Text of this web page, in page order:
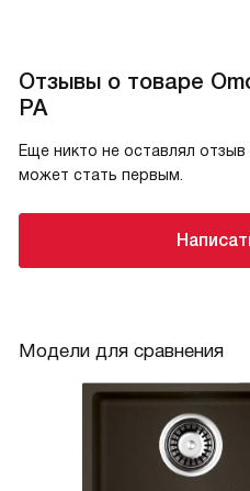
Отзывы о товаре
PA
Еще никто не оставлял
может стать первым.
Модели для сравнения